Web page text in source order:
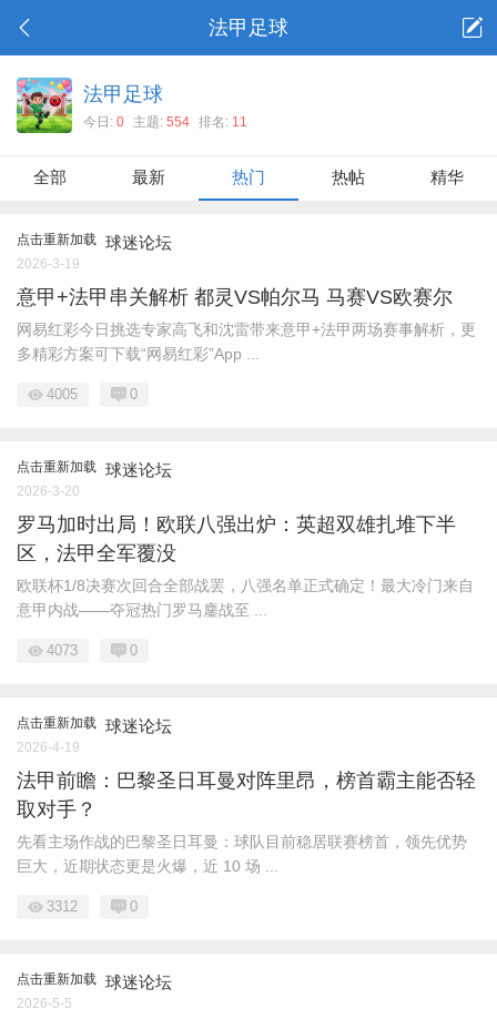
法甲足球
法甲足球
今日: 0 主题: 554 排名: 11
全部 最新 热门 热帖 精华
点击重新加载 球迷论坛
2026-3-19
意甲+法甲串关解析 都灵VS帕尔马 马赛VS欧赛尔
网易红彩今日挑选专家高飞和沈雷带来意甲+法甲两场赛事解析，更
多精彩方案可下载“网易红彩”App ...
4005 0
点击重新加载 球迷论坛
2026-3-20
罗马加时出局！欧联八强出炉：英超双雄扎堆下半
区，法甲全军覆没
欧联杯1/8决赛次回合全部战罢，八强名单正式确定！最大冷门来自
意甲内战——夺冠热门罗马鏖战至 ...
4073 0
点击重新加载 球迷论坛
2026-4-19
法甲前瞻：巴黎圣日耳曼对阵里昂，榜首霸主能否轻
取对手？
先看主场作战的巴黎圣日耳曼：球队目前稳居联赛榜首，领先优势
巨大，近期状态更是火爆，近 10 场 ...
3312 0
点击重新加载 球迷论坛
2026-5-5